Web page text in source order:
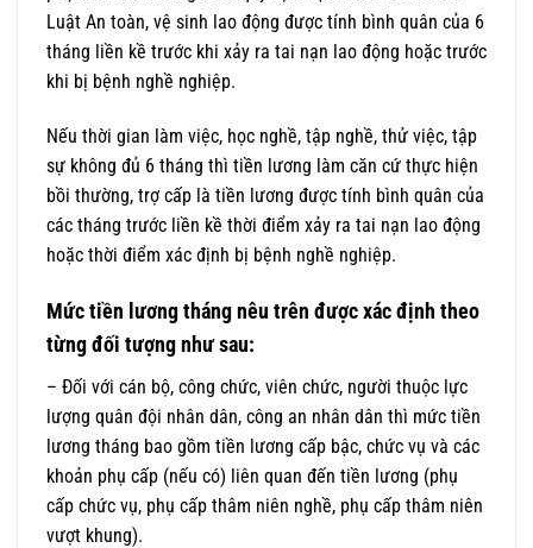
Luật An toàn, vệ sinh lao động được tính bình quân của 6
tháng liền kề trước khi xảy ra tai nạn lao động hoặc trước
khi bị bệnh nghề nghiệp.
Nếu thời gian làm việc, học nghề, tập nghề, thử việc, tập
sự không đủ 6 tháng thì tiền lương làm căn cứ thực hiện
bồi thường, trợ cấp là tiền lương được tính bình quân của
các tháng trước liền kề thời điểm xảy ra tai nạn lao động
hoặc thời điểm xác định bị bệnh nghề nghiệp.
Mức tiền lương tháng nêu trên được xác định theo
từng đối tượng như sau:
– Đối với cán bộ, công chức, viên chức, người thuộc lực
lượng quân đội nhân dân, công an nhân dân thì mức tiền
lương tháng bao gồm tiền lương cấp bậc, chức vụ và các
khoản phụ cấp (nếu có) liên quan đến tiền lương (phụ
cấp chức vụ, phụ cấp thâm niên nghề, phụ cấp thâm niên
vượt khung).